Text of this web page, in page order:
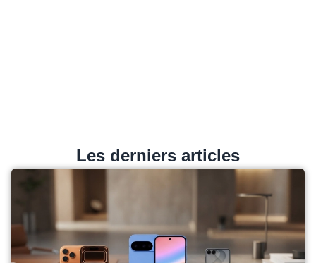
Les derniers articles